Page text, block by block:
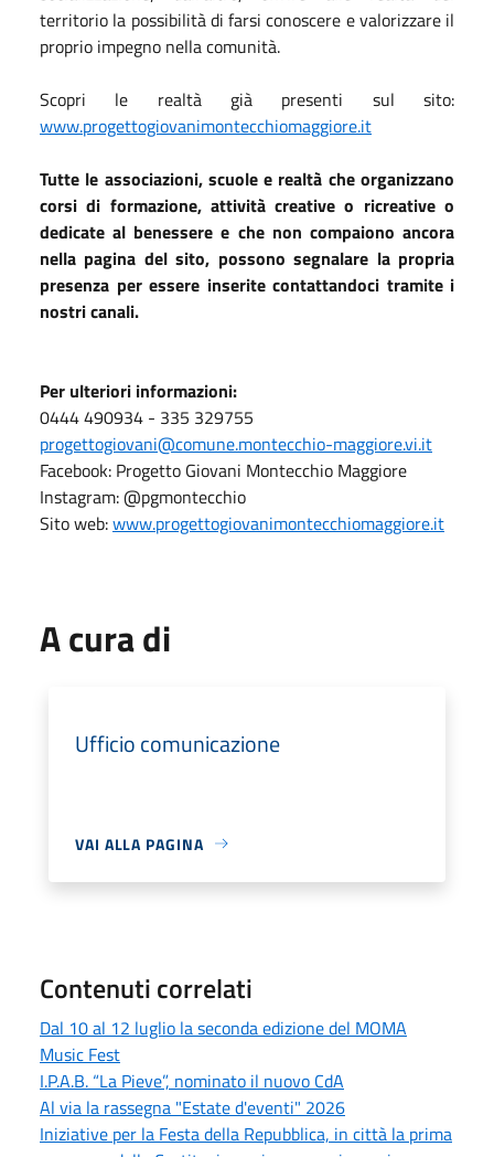
territorio la possibilità di farsi conoscere e valorizzare il
proprio impegno nella comunità.
Scopri le realtà già presenti sul sito:
www.progettogiovanimontecchiomaggiore.it
Tutte le associazioni, scuole e realtà che organizzano
corsi di formazione, attività creative o ricreative o
dedicate al benessere e che non compaiono ancora
nella pagina del sito, possono segnalare la propria
presenza per essere inserite contattandoci tramite i
nostri canali.
Per ulteriori informazioni:
0444 490934 - 335 329755
progettogiovani@comune.montecchio-maggiore.vi.it
Facebook: Progetto Giovani Montecchio Maggiore
Instagram: @pgmontecchio
Sito web:www.progettogiovanimontecchiomaggiore.it
A cura di
Ufficio comunicazione
VAI ALLA PAGINA
Contenuti correlati
Dal 10 al 12 luglio la seconda edizione del MOMA
Music Fest
I.P.A.B. “La Pieve”, nominato il nuovo CdA
Al via la rassegna "Estate d'eventi" 2026
Iniziative per la Festa della Repubblica, in città la prima